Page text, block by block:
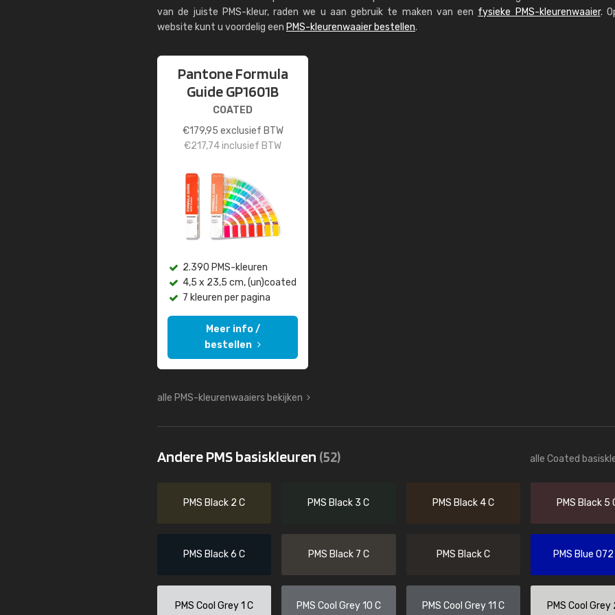
van de juiste PMS-kleur, raden we u aan gebruik te maken van een fysieke PMS-kleurenwaaier.
website kunt u voordelig een PMS-kleurenwaaier bestellen.
Pantone Formula
Guide GP1601B
COATED
€179,95 exclusief BTW
€217,74inclusief BTW
2.390 PMS-kleuren
4,5 x 23,5 cm, (un)coated
7 kleuren per pagina
Meer info /
bestellen
alle PMS-kleurenwaaiers bekijken
Andere PMS basiskleuren (52) alle Coated
PMS Black 2 C PMS Black 3 C PMS Black 4 C PMS Black 5
PMS Black 6 C PMS Black 7 C PMS Black C PMS Blue 072
PMS Cool Grey 1 C PMS Cool Grey 10 C PMS Cool Grey 11 C PMS Cool Grey